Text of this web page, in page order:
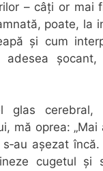
– câți or mai
poate, la
și cum
adesea
glas cerebral,
mă oprea:
așezat
cugetul și